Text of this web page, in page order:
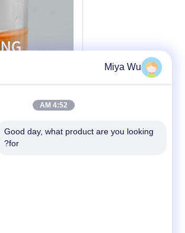
Miya Wu
4:52 AM
Good day, what product are you looking
for?